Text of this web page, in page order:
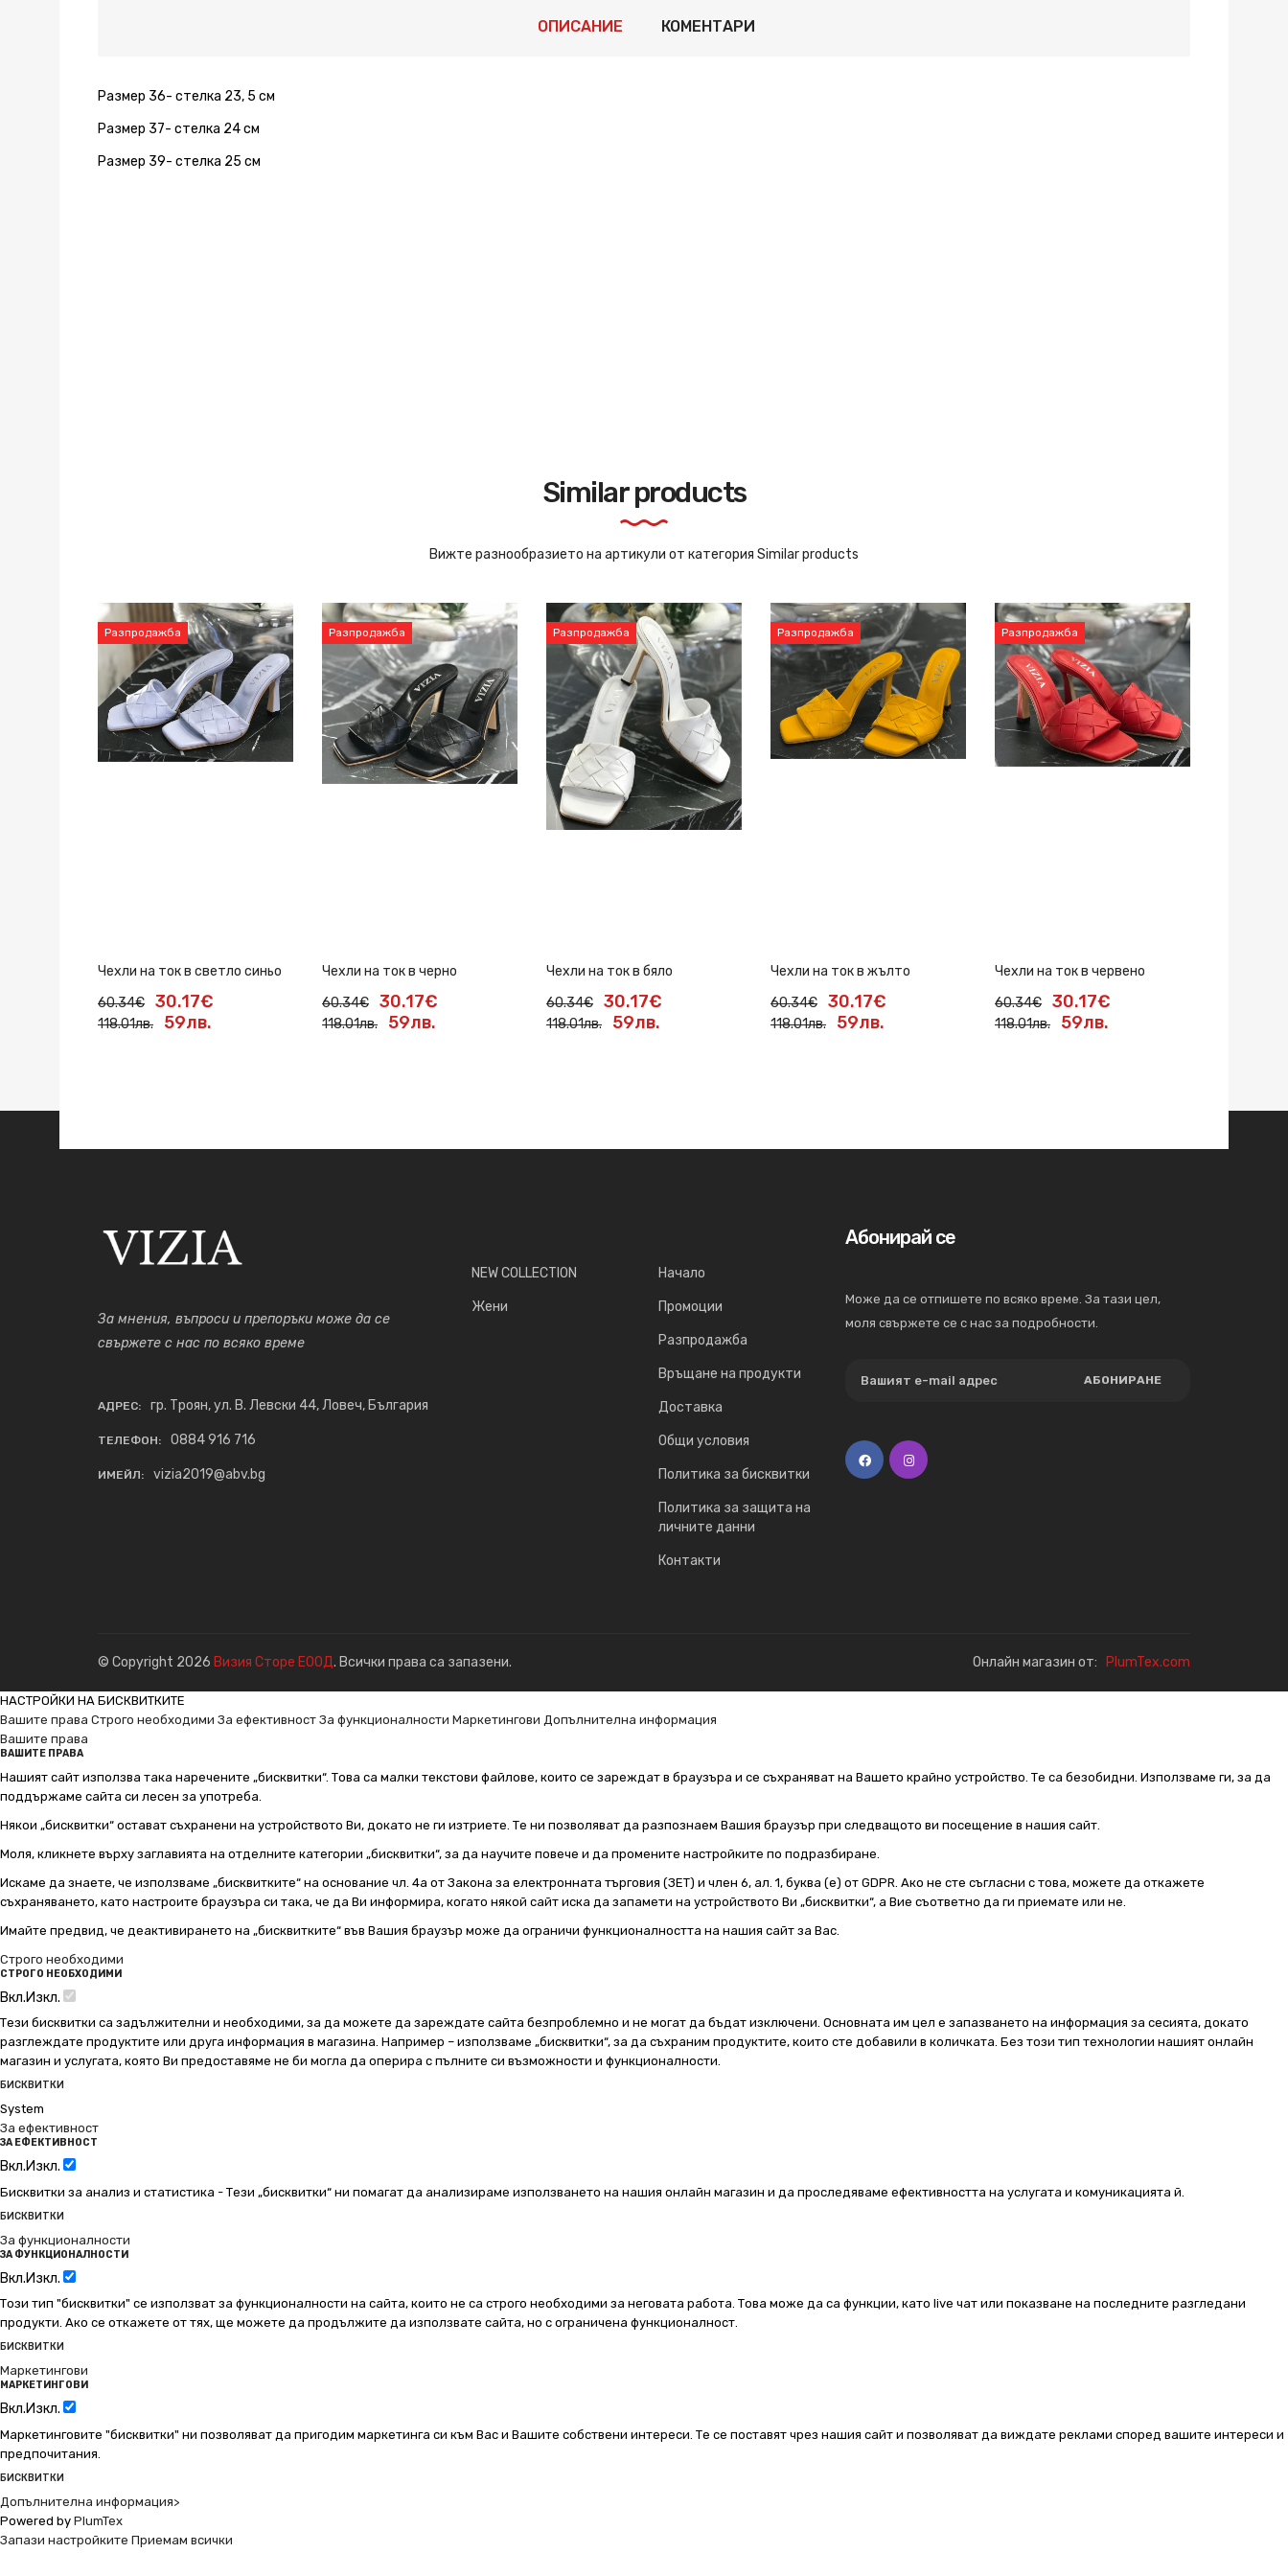
ОПИСАНИЕ КОМЕНТАРИ
Размер 36- стелка 23, 5 см
Размер 37- стелка 24 см
Размер 39- стелка 25 см
Similar products
Вижте разнообразието на артикули от категория Similar products
Разпродажба
Чехли на ток в светло синьо
60.34€
30.17€
118.01лв. 59лв.
Разпродажба
Чехли на ток в черно
60.34€
30.17€
118.01лв. 59лв.
Разпродажба
Чехли на ток в бяло
60.34€
30.17€
118.01лв. 59лв.
Разпродажба
Чехли на ток в жълто
60.34€
30.17€
118.01лв. 59лв.
Разпродажба
Чехли на ток в червено
60.34€
30.17€
118.01лв. 59лв.
За мнения, въпроси и препоръки може да се
свържете с нас по всяко време
АДРЕС: гр. Троян, ул. В. Левски 44, Ловеч, България
ТЕЛЕФОН: 0884 916 716
ИМЕЙЛ: vizia2019@abv.bg
NEW COLLECTION
Жени
Начало
Промоции
Разпродажба
Връщане на продукти
Доставка
Общи условия
Политика за бисквитки
Политика за защита на
личните данни
Контакти
Абонирай се
Може да се отпишете по всяко време. За тази цел,
моля свържете се с нас за подробности.
АБОНИРАНЕ
© Copyright 2026 Визия Сторе ЕООД. Всички права са запазени. Онлайн магазин от: PlumTex.com
НАСТРОЙКИ НА БИСКВИТКИТЕ
Вашите права Строго необходими За ефективност За функционалности Маркетингови Допълнителна информация
Вашите права
ВАШИТЕ ПРАВА
Нашият сайт използва така наречените „бисквитки“. Това са малки текстови файлове, които се зареждат в браузъра и се съхраняват на Вашето крайно устройство. Те са безобидни. Използваме ги, за да
поддържаме сайта си лесен за употреба.
Някои „бисквитки“ остават съхранени на устройството Ви, докато не ги изтриете. Те ни позволяват да разпознаем Вашия браузър при следващото ви посещение в нашия сайт.
Моля, кликнете върху заглавията на отделните категории „бисквитки“, за да научите повече и да промените настройките по подразбиране.
Искаме да знаете, че използваме „бисквитките“ на основание чл. 4а от Закона за електронната търговия (ЗЕТ) и член 6, ал. 1, буква (е) от GDPR. Ако не сте съгласни с това, можете да откажете
съхраняването, като настроите браузъра си така, че да Ви информира, когато някой сайт иска да запамети на устройството Ви „бисквитки“, а Вие съответно да ги приемате или не.
Имайте предвид, че деактивирането на „бисквитките“ във Вашия браузър може да ограничи функционалността на нашия сайт за Вас.
Строго необходими
СТРОГО НЕОБХОДИМИ
Вкл.Изкл.
Тези бисквитки са задължителни и необходими, за да можете да зареждате сайта безпроблемно и не могат да бъдат изключени. Основната им цел е запазването на информация за сесията, докато
разглеждате продуктите или друга информация в магазина. Например – използваме „бисквитки“, за да съхраним продуктите, които сте добавили в количката. Без този тип технологии нашият онлайн
магазин и услугата, която Ви предоставяме не би могла да оперира с пълните си възможности и функционалности.
БИСКВИТКИ
System
За ефективност
ЗА ЕФЕКТИВНОСТ
Вкл.Изкл.
Бисквитки за анализ и статистика - Тези „бисквитки“ ни помагат да анализираме използването на нашия онлайн магазин и да проследяваме ефективността на услугата и комуникацията й.
БИСКВИТКИ
За функционалности
ЗА ФУНКЦИОНАЛНОСТИ
Вкл.Изкл.
Този тип "бисквитки" се използват за функционалности на сайта, които не са строго необходими за неговата работа. Това може да са функции, като live чат или показване на последните разгледани
продукти. Ако се откажете от тях, ще можете да продължите да използвате сайта, но с ограничена функционалност.
БИСКВИТКИ
Маркетингови
МАРКЕТИНГОВИ
Вкл.Изкл.
Маркетинговите "бисквитки" ни позволяват да пригодим маркетинга си към Вас и Вашите собствени интереси. Те се поставят чрез нашия сайт и позволяват да виждате реклами според вашите интереси и
предпочитания.
БИСКВИТКИ
Допълнителна информация>
Powered by PlumTex
Запази настройките Приемам всички